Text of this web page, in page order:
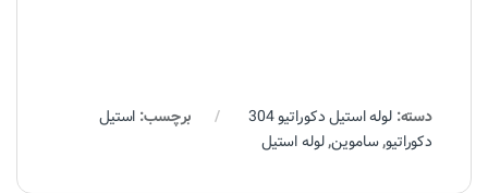
دسته:لوله استیل دکوراتیو 304 برچسب: استیل
دکوراتیو,ساموین,لوله استیل